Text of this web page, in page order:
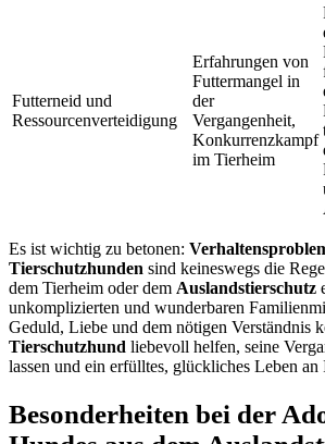
Futterneid und
Ressourcenverteidigung
Erfahrungen von
Futtermangel in
der
Vergangenheit,
Konkurrenzkampf
im Tierheim
Es ist wichtig zu betonen:
Tierschutzhunden sind keineswegs die
dem Tierheim oder dem Auslandstierschutz
unkomplizierten und wunderbaren
Geduld, Liebe und dem nötigen Verständnis
Tierschutzhund liebevoll helfen, seine
lassen und ein erfülltes, glückliches Leben an
Besonderheiten bei der